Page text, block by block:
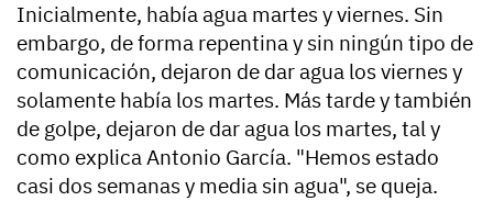
Inicialmente, había agua martes y viernes. Sin
embargo, de forma repentina y sin ningún tipo de
comunicación, dejaron de dar agua los viernes y
solamente había los martes. Más tarde y también
de golpe, dejaron de dar agua los martes, tal y
como explica Antonio García. "Hemos estado
casi dos semanas y media sin agua", se queja.